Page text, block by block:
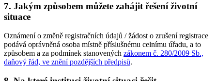
7. Jakým způsobem můžete zahájit řešení životní
situace
Oznámení o změně registračních údajů / žádost o zrušení registrace
podává oprávněná osoba místně příslušnému celnímu úřadu, a to
způsobem a za podmínek stanovených zákonem č. 280/2009 Sb.,
daňový řád, ve znění pozdějších předpisů.